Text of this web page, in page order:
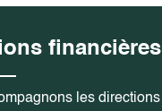
financières
les